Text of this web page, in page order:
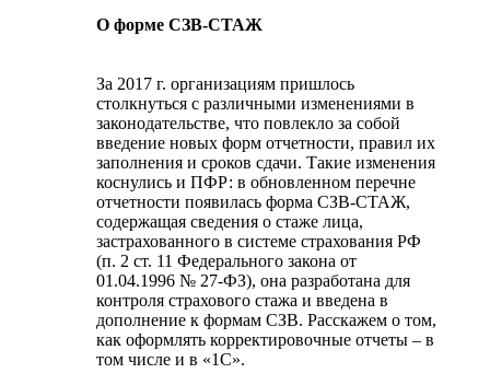
О форме СЗВ-СТАЖ
За 2017 г. организациям пришлось
столкнуться с различными изменениями в
законодательстве, что повлекло за собой
введение новых форм отчетности, правил их
заполнения и сроков сдачи. Такие изменения
коснулись и ПФР: в обновленном перечне
отчетности появилась форма СЗВ-СТАЖ,
содержащая сведения о стаже лица,
застрахованного в системе страхования РФ
(п. 2 ст. 11 Федерального закона от
01.04.1996 № 27-ФЗ), она разработана для
контроля страхового стажа и введена в
дополнение к формам СЗВ. Расскажем о том,
как оформлять корректировочные отчеты – в
том числе и в «1С».